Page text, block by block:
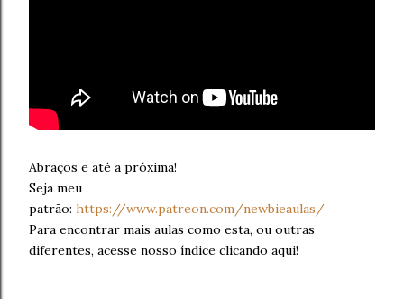
Abraços e até a próxima!
Seja meu
patrão: https://www.patreon.com/newbieaulas/
Para encontrar mais aulas como esta, ou outras
diferentes, acesse nosso índice clicando aqui!